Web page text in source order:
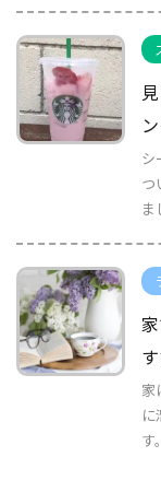
シ
つ
ま
家
に
す